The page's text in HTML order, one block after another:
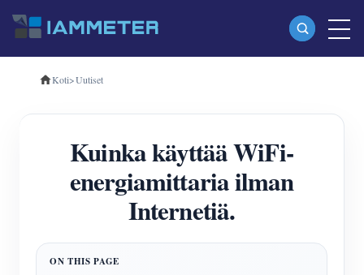
Tuotteet
Kolmivaiheinen Wi-Fi-energiamittari (WEM3080T)
Kolmivaiheinen Wi-Fi-energiamittari (WEM3046T)
Kolmivaiheinen Wi-Fi-energiamittari (WEM3050T)
WiFi-virranohjain
Koti>Uutiset
Kuinka käyttää WiFi-
energiamittaria ilman
Internetiä.